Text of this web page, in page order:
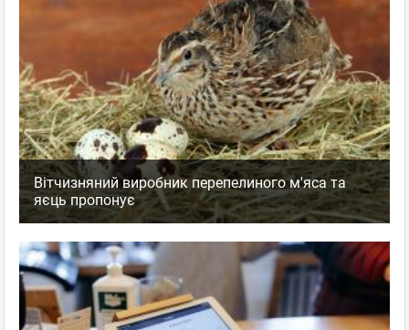
Вітчизняний виробник перепелиного м'яса та
яєць пропонує